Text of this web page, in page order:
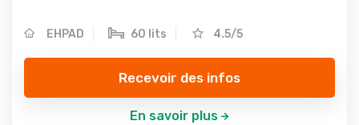
EHPAD 60 lits 4.5/5
Recevoir des infos
En savoir plus